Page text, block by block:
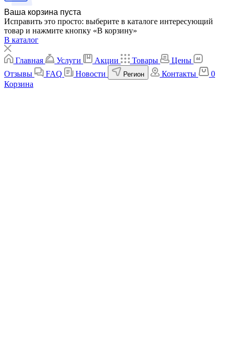
Ваша корзина пуста
Исправить это просто: выберите в каталоге интересующий
товар и нажмите кнопку «В корзину»
В каталог
Главная Услуги Акции Товары
Цены
Отзывы
FAQ Новости Регион Контакты
0
Корзина